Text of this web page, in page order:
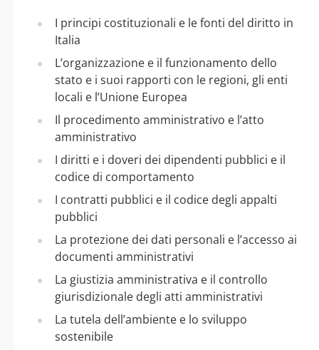
I principi costituzionali e le fonti del diritto in
Italia
L’organizzazione e il funzionamento dello
stato e i suoi rapporti con le regioni, gli enti
locali e l’Unione Europea
Il procedimento amministrativo e l’atto
amministrativo
I diritti e i doveri dei dipendenti pubblici e il
codice di comportamento
I contratti pubblici e il codice degli appalti
pubblici
La protezione dei dati personali e l’accesso ai
documenti amministrativi
La giustizia amministrativa e il controllo
giurisdizionale degli atti amministrativi
La tutela dell’ambiente e lo sviluppo
sostenibile